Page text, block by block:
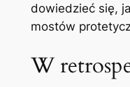
dowiedzieć się,
mostów
W